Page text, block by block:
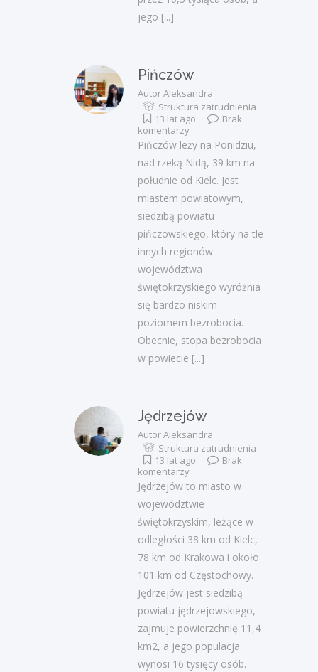
jego [...]
Pińczów
AutorAleksandra
Struktura zatrudnienia
13 lat ago
Brak
komentarzy
Pińczów leży na Ponidziu,
nad rzeką Nidą, 39 km na
południe od Kielc. Jest
miastem powiatowym,
siedzibą powiatu
pińczowskiego, który na tle
innych regionów
województwa
świętokrzyskiego wyróżnia
się bardzo niskim
poziomem bezrobocia.
Obecnie, stopa bezrobocia
w powiecie [...]
Jędrzejów
AutorAleksandra
Struktura zatrudnienia
13 lat ago
Brak
komentarzy
Jędrzejów to miasto w
województwie
świętokrzyskim, leżące w
odległości 38 km od Kielc,
78 km od Krakowa i około
101 km od Częstochowy.
Jędrzejów jest siedzibą
powiatu jędrzejowskiego,
zajmuje powierzchnię 11,4
km2, a jego populacja
wynosi 16 tysięcy osób.